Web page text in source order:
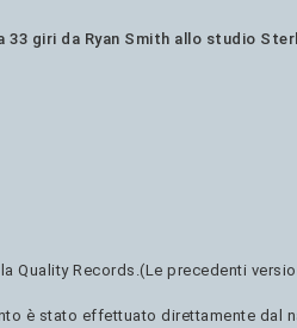
giri da Ryan Smith allo studio
Quality Records.(Le precedenti
è stato effettuato direttamente dal